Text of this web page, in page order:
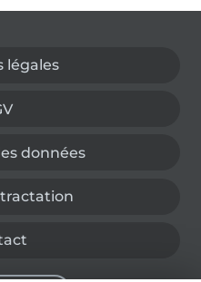
légales
données